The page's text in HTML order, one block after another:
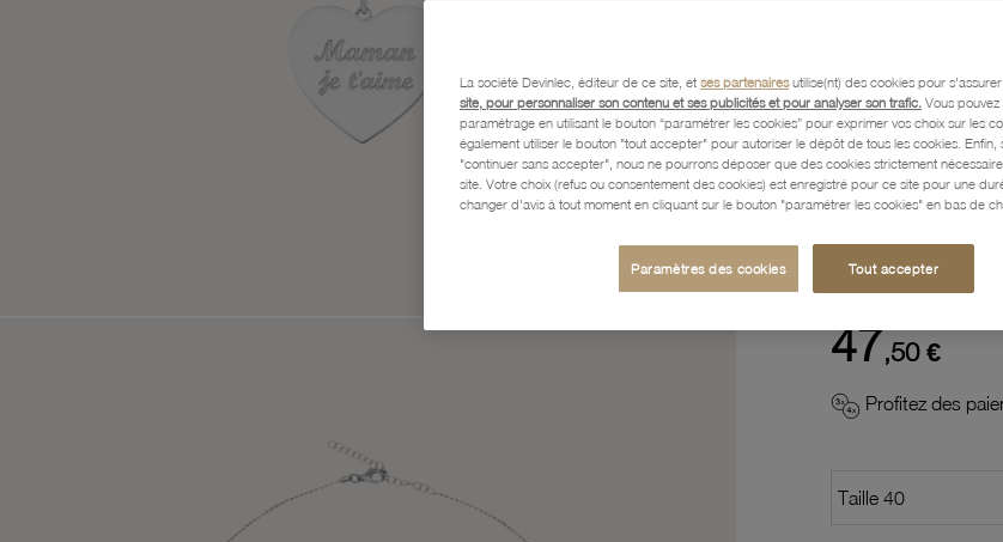
Caractéristiques
Paiement,
47,50 €
Profitez des
La société Devinlec, éditeur de ce site, et ses partenairesutilise(nt) des cookies pour
site, pour personnaliser son contenu et ses publicités et pour analyser son trafic. Vous
paramétrage en utilisant le bouton “paramétrer les cookies” pour exprimer vos choix sur les
également utiliser le bouton "tout accepter" pour autoriser le dépôt de tous les cookies. Enfin,
"continuer sans accepter", nous ne pourrons déposer que des cookies strictement
site. Votre choix (refus ou consentement des cookies) est enregistré pour ce site pour une
changer d'avis à tout moment en cliquant sur le bouton "paramétrer les cookies" en bas de
Paramètres des cookies Tout accepter